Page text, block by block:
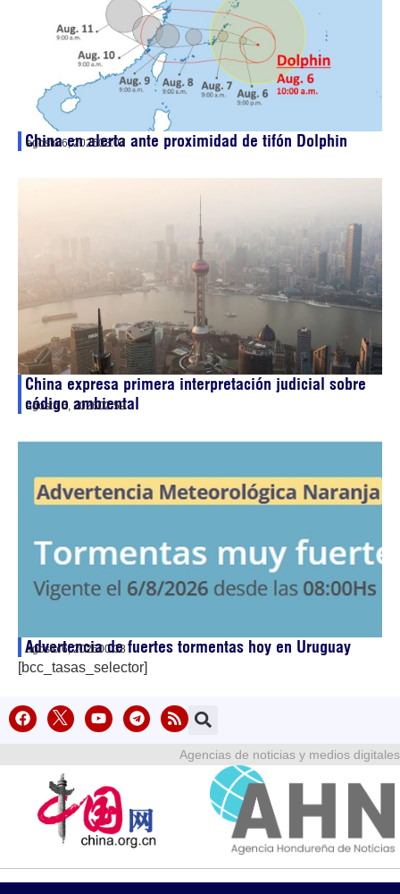
China en alerta ante proximidad de tifón Dolphin
agosto 6, 202603:07
China expresa primera interpretación judicial sobre
código ambiental
agosto 6, 202602:59
Advertencia de fuertes tormentas hoy en Uruguay
agosto 6, 202600:38
[bcc_tasas_selector]
Agencias de noticias y medios digitales